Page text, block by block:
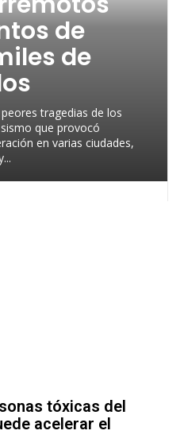
de
de
tragedias de los
que provocó
en varias ciudades,
tóxicas del
acelerar el